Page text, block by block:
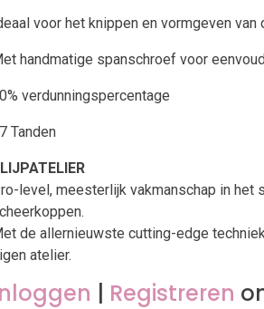
voor het knippen en vormgeven van
handmatige spanschroef voor
verdunningspercentage
Tanden
level, meesterlijk vakmanschap in het
de allernieuwste cutting-edge
atelier.
| Registreren